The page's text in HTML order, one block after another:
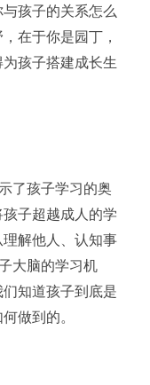
孩子的关系怎么
在于你是园丁，
孩子搭建成长生
了孩子学习的奥
子超越成人的学
解他人、认知事
大脑的学习机
知道孩子到底是
做到的。